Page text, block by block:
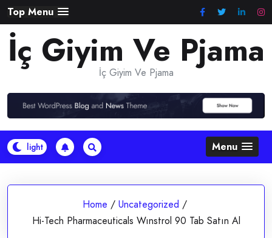
Skip
to
content
Top Menu
İç Giyim Ve Pjama
İç Giyim Ve Pjama
Menu
Home / Uncategorized /
Hi-Tech Pharmaceuticals Wınstrol 90 Tab Satın Al